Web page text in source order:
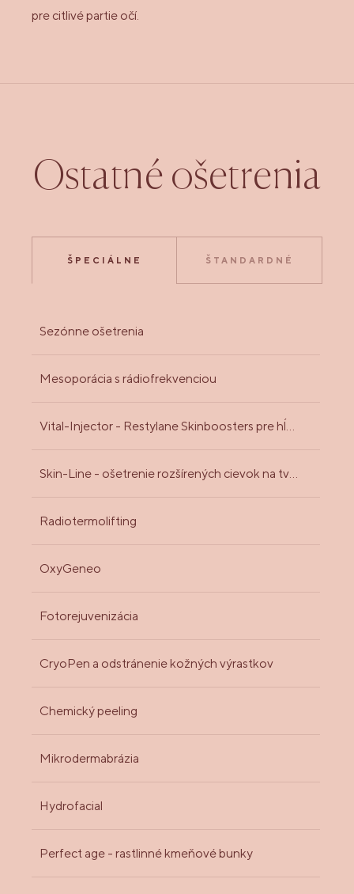
pre citlivé partie očí.
Ostatné ošetrenia
ŠPECIÁLNE ŠTANDARDNÉ
Sezónne ošetrenia
Mesoporácia s rádiofrekvenciou
Vital-Injector - Restylane Skinboosters pre hĺbkovú hydratáciu pokožky
Skin-Line - ošetrenie rozšírených cievok na tvári
Radiotermolifting
OxyGeneo
Fotorejuvenizácia
CryoPen a odstránenie kožných výrastkov
Chemický peeling
Mikrodermabrázia
Hydrofacial
Perfect age - rastlinné kmeňové bunky